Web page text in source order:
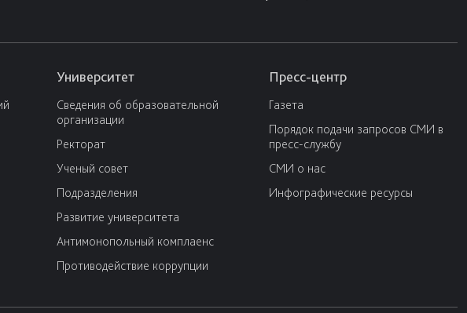
Университет
Сведения об образовательной
организации
Ректорат
Ученый совет
Подразделения
Развитие университета
Антимонопольный комплаенс
Противодействие коррупции
Пресс-центр
Газета
Порядок подачи запросов СМИ в
пресс-службу
СМИ о нас
Инфографические ресурсы